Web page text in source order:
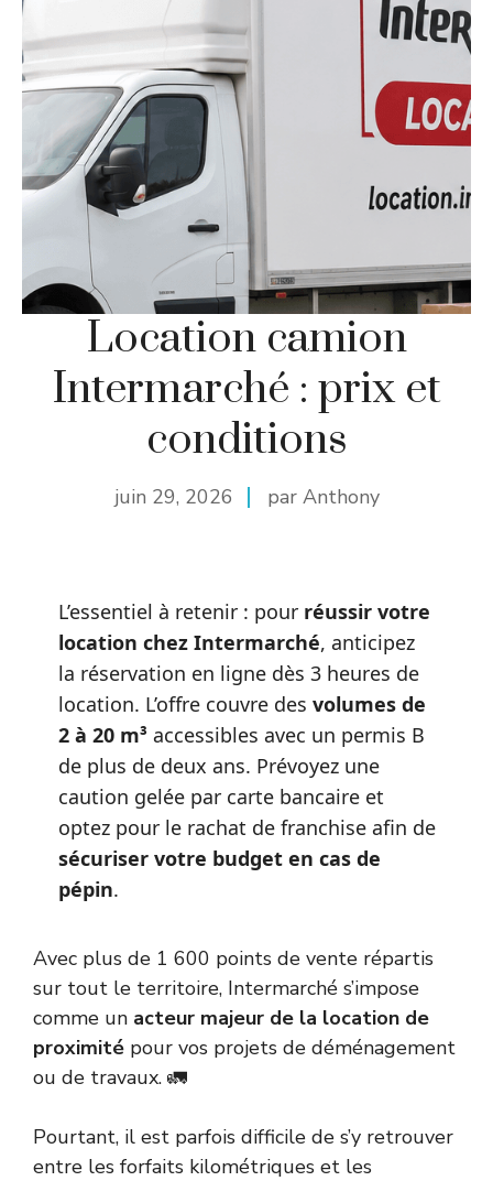
Location camion
Intermarché : prix et
conditions
juin 29, 2026 par Anthony
L’essentiel à retenir : pour réussir votre
location chez Intermarché, anticipez
la réservation en ligne dès 3 heures de
location. L’offre couvre des volumes de
2 à 20 m³ accessibles avec un permis B
de plus de deux ans. Prévoyez une
caution gelée par carte bancaire et
optez pour le rachat de franchise afin de
sécuriser votre budget en cas de
pépin.
Avec plus de 1 600 points de vente répartis
sur tout le territoire, Intermarché s’impose
comme un acteur majeur de la location de
proximité pour vos projets de déménagement
ou de travaux. 🚛
Pourtant, il est parfois difficile de s’y retrouver
entre les forfaits kilométriques et les